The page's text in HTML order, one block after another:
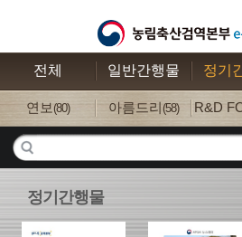
전체 일반간행물 정기
연보(80) 아름드리(58) R&D
정기간행물